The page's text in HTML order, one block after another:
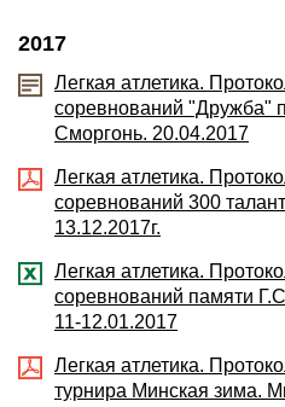
2017
Легкая атлетика.
соревнований "Дружба"
Сморгонь. 20.04.2017
Легкая атлетика.
соревнований 300
13.12.2017г.
Легкая атлетика.
соревнований памяти
11-12.01.2017
Легкая атлетика.
турнира Минская зима.